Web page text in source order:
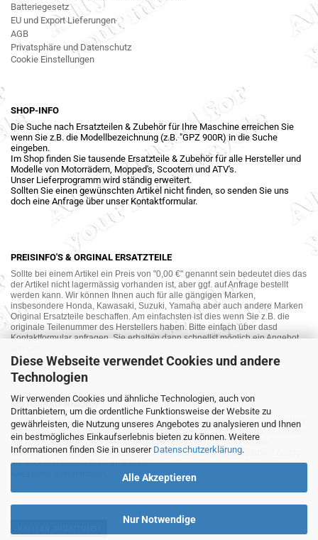
Diese Webseite verwendet Cookies und andere
Technologien
Wir verwenden Cookies und ähnliche Technologien, auch von
Drittanbietern, um die ordentliche Funktionsweise der Website zu
gewährleisten, die Nutzung unseres Angebotes zu analysieren und Ihnen
ein bestmögliches Einkaufserlebnis bieten zu können. Weitere
Informationen finden Sie in unserer Datenschutzerklärung.
Alle Akzeptieren
Nur Notwendige
Batteriegesetz
EU und Export Lieferungen
AGB
Privatsphäre und Datenschutz
Cookie Einstellungen
SHOP-INFO
Die Suche nach Ersatzteilen & Zubehör für Ihre Maschine erreichen Sie
wenn Sie z.B. die Modellbezeichnung (z.B. "GPZ 900R) in die Suche
eingeben.
Im Shop finden Sie tausende Ersatzteile & Zubehör für alle Hersteller und
Modelle von Motorrädern, Mopped's, Scootern und ATV's.
Unser Lieferprogramm wird ständig erweitert.
Sollten Sie einen gewünschten Artikel nicht finden, so senden Sie uns
doch eine Anfrage über unser Kontaktformular.
PREISINFO'S & ORGINAL ERSATZTEILE
Sollte bei einem Artikel ein Preis von "0,00 €" genannt sein bedeutet dies das
der Artikel nicht lagermässig vorhanden ist, aber ggf. auf Anfrage bestellt
werden kann. Wir können Ihnen auch für alle gängigen Marken,
insbesondere Honda, Kawasaki, Suzuki, Yamaha aber auch andere Marken
Original Ersatzteile beschaffen. Am einfachsten ist dies wenn Sie z.B. die
originale Teilenummer des Herstellers haben. Bitte einfach über dasd
Kontaktformular anfragen. Sie erhalten dann schnellst möglich ein Angebot
MOTORRAD-ANKAUF
Sie möchte Ihr altes Motorrad oder Ihre Motorradteile verkaufen ? Wir kaufen
auch gebrauchte Motorräder und Ersatzteilträger sowie Ersatzteile an. Bieten
Sie uns doch unverbindlich das was Sie verkaufen möchten an. Wir
bemühen uns dann eine sowohl für Sie als auch für uns akzeptable Lösung
mit angemessenem Preis zu finden.